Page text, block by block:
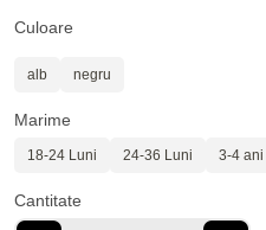
Culoare
alb negru
Marime
18-24 Luni 24-36 Luni 3-4 ani
Cantitate